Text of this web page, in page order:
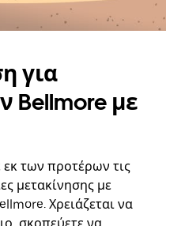
για
Bellmore με
εκ των προτέρων τις
μετακίνησης με
Χρειάζεται να